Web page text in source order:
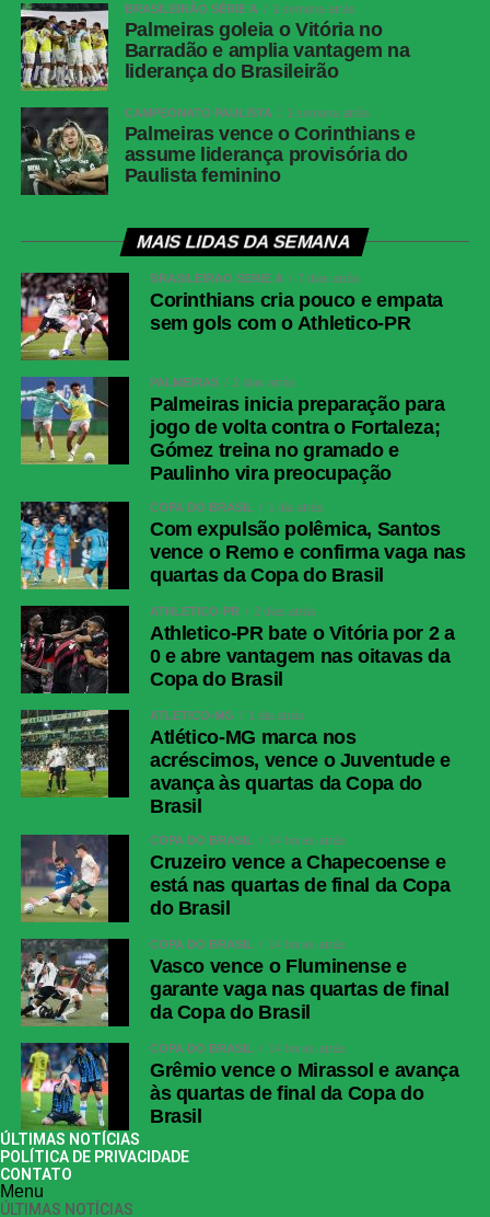
BRASILEIRÃO SÉRIE A 1 semana atrás
Palmeiras goleia o Vitória no
Barradão e amplia vantagem na
liderança do Brasileirão
CAMPEONATO PAULISTA 1 semana atrás
Palmeiras vence o Corinthians e
assume liderança provisória do
Paulista feminino
MAIS LIDAS DA SEMANA
BRASILEIRÃO SÉRIE A 7 dias atrás
Corinthians cria pouco e empata
sem gols com o Athletico-PR
PALMEIRAS 2 dias atrás
Palmeiras inicia preparação para
jogo de volta contra o Fortaleza;
Gómez treina no gramado e
Paulinho vira preocupação
COPA DO BRASIL 1 dia atrás
Com expulsão polêmica, Santos
vence o Remo e confirma vaga nas
quartas da Copa do Brasil
ATHLETICO-PR 2 dias atrás
Athletico-PR bate o Vitória por 2 a
0 e abre vantagem nas oitavas da
Copa do Brasil
ATLÉTICO-MG 1 dia atrás
Atlético-MG marca nos
acréscimos, vence o Juventude e
avança às quartas da Copa do
Brasil
COPA DO BRASIL 14 horas atrás
Cruzeiro vence a Chapecoense e
está nas quartas de final da Copa
do Brasil
COPA DO BRASIL 14 horas atrás
Vasco vence o Fluminense e
garante vaga nas quartas de final
da Copa do Brasil
COPA DO BRASIL 14 horas atrás
Grêmio vence o Mirassol e avança
às quartas de final da Copa do
Brasil
ÚLTIMAS NOTÍCIAS
POLÍTICA DE PRIVACIDADE
CONTATO
Menu
ÚLTIMAS NOTÍCIAS